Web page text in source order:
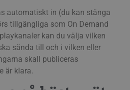
automatiskt in (du kan stänga
tillgängliga som On Demand
kan du välja vilken
sända till och i vilken eller
skall publiceras
är klara.